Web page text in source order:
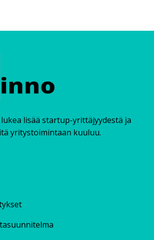
lisää startup-yrittäjyydestä ja
yritystoimintaan kuuluu.